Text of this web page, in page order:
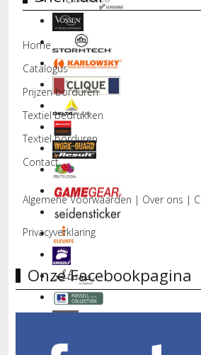
Home
Catalogus
Prijzen borduren
Textiel bedrukken
Textiel borduren
Contact
Algemene Voorwaarden | Over ons |
Privacyverklaring
Onze Facebookpagina